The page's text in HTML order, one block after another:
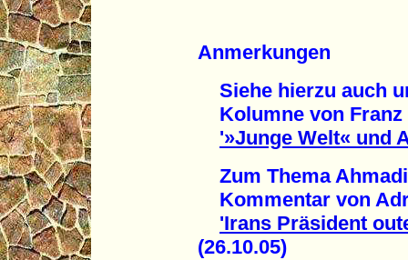
Anmerkungen
Siehe hierzu auch
Kolumne von Franz
'»Junge Welt« und
Zum Thema
Kommentar von
'Irans Präsident
(26.10.05)